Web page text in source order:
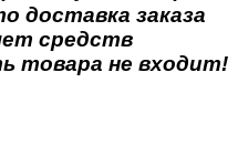
доставка заказа
средств
товара не входит!